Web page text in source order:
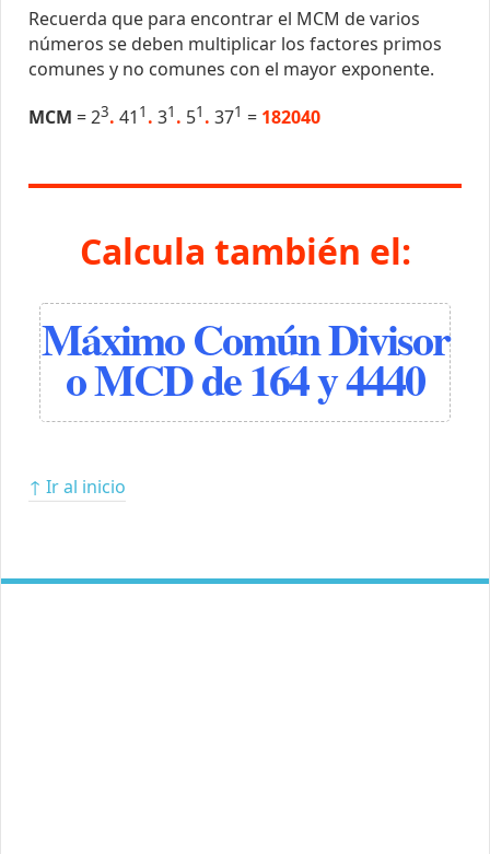
Recuerda que para encontrar el MCM de varios
números se deben multiplicar los factores primos
comunes y no comunes con el mayor exponente.
MCM = 23. 41 1 . 31 . 51 . 371 = 182040
Calcula también el:
Máximo Común Divisor
o MCD de 164 y 4440
↑ Ir al inicio